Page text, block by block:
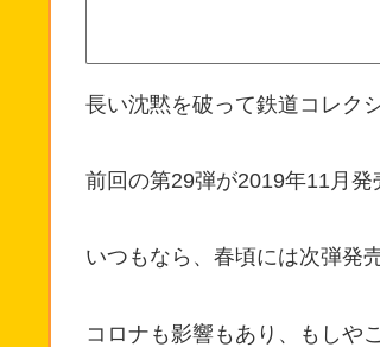
長い沈黙を破って鉄道コレク
前回の第29弾が2019年11月発
いつもなら、春頃には次弾発
コロナも影響もあり、もしや